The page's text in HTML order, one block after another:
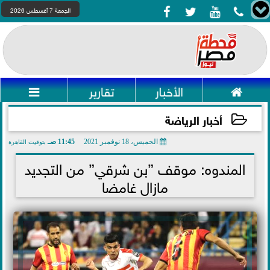
    الجمعة 7 أغسطس 2026
 الأخبار تقارير 
أخبار الرياضة
الخميس، 18 نوفمبر 2021 11:45 صـ بتوقيت القاهرة
المندوه: موقف ”بن شرقي” من التجديد
مازال غامضا